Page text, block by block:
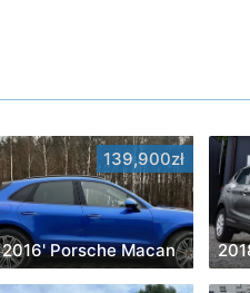
139,900zł
2016' Porsche Macan